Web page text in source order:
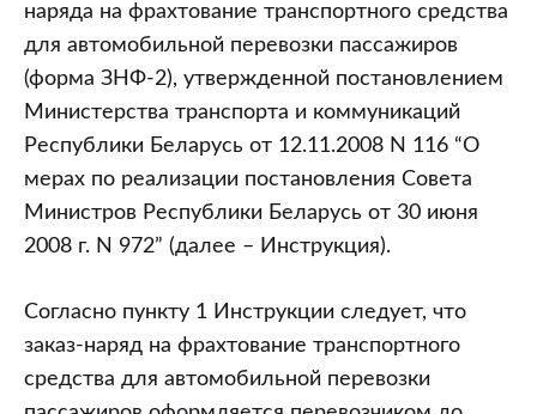
наряда на фрахтование транспортного средства
для автомобильной перевозки пассажиров
(форма ЗНФ-2), утвержденной постановлением
Министерства транспорта и коммуникаций
Республики Беларусь от 12.11.2008 N 116 “О
мерах по реализации постановления Совета
Министров Республики Беларусь от 30 июня
2008 г. N 972” (далее – Инструкция).
Согласно пункту 1 Инструкции следует, что
заказ-наряд на фрахтование транспортного
средства для автомобильной перевозки